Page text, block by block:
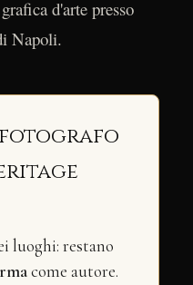
d'arte presso
Napoli.
fotografo
luoghi: restano
come autore.